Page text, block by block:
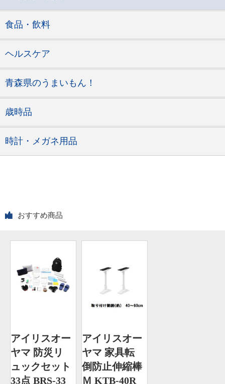
食品・飲料
ヘルスケア
青森県のうまいもん！
歳時品
時計・メガネ用品
おすすめ商品
アイリスオー
ヤマ 防災リ
ュックセット
33点 BRS-33
アイリスオー
ヤマ 家具転
倒防止伸縮棒
Ｍ KTB-40R